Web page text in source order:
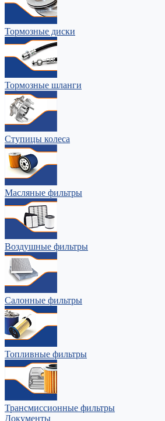
Тормозные диски
Тормозные шланги
Ступицы колеса
Масляные фильтры
Воздушные фильтры
Салонные фильтры
Топливные фильтры
Трансмиссионные фильтры
Документы